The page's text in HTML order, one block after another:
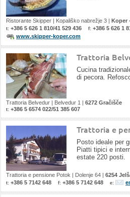
Ristorante Skipper Kopališko nabrežje 3 Koper
t: +386 5 626 1 810/41 529 436 f: +386 5 626 1
www.skipper-koper.com
Trattoria
Cucina
di pecora.
Trattoria Belvedur Belvedur 1 6272 Gračišče
t: +386 5 6574 022/51 385 607
Trattoria e
Posto ideale per
Piatti tipici e
estate 220 posti.
Trattoria e pensione Potok Dolenje 64 6254
t: +386 5 7142 648 f: +386 5 7142 648 e: